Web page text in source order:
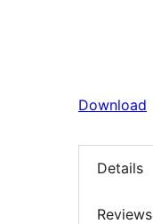
Download
Details
Reviews